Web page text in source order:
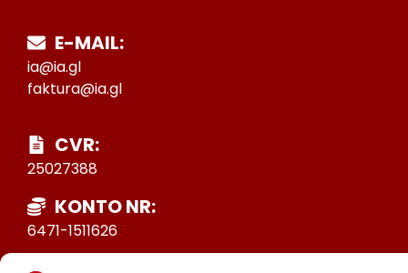
E-MAIL:
ia@ia.gl
faktura@ia.gl
CVR:
25027388
KONTO NR:
6471-1511626